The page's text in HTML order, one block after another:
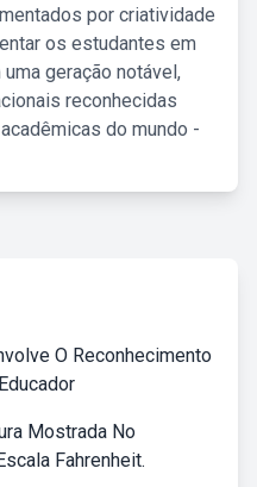
por criatividade
os estudantes em
geração notável,
reconhecidas
do mundo -
O Reconhecimento
Mostrada No
Fahrenheit.